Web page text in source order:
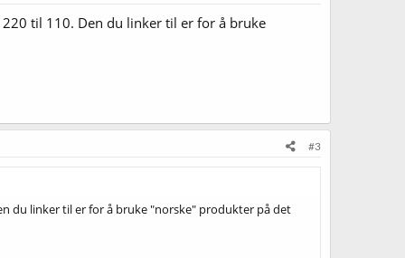
til 110. Den du linker til er for å bruke
#3
du linker til er for å bruke "norske" produkter på det